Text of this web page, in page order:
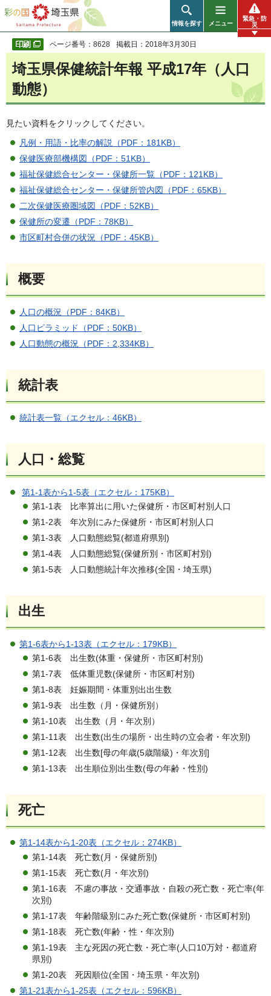
彩の国 埼玉県
情報を探す メニュー
緊急・防
災
ページ番号：8628 掲載日：2018年3月30日
埼玉県保健統計年報 平成17年（人口
動態）
見たい資料をクリックしてください。
凡例・用語・比率の解説（PDF：181KB）
保健医療部機構図（PDF：51KB）
福祉保健総合センター・保健所一覧（PDF：121KB）
福祉保健総合センター・保健所管内図（PDF：65KB）
二次保健医療圏域図（PDF：52KB）
保健所の変遷（PDF：78KB）
市区町村合併の状況（PDF：45KB）
概要
人口の概況（PDF：84KB）
人口ピラミッド（PDF：50KB）
人口動態の概況（PDF：2,334KB）
統計表
統計表一覧（エクセル：46KB）
人口・総覧
第1-1表から1-5表（エクセル：175KB）
第1-1表 比率算出に用いた保健所・市区町村別人口
第1-2表 年次別にみた保健所・市区町村別人口
第1-3表 人口動態総覧(都道府県別)
第1-4表 人口動態総覧(保健所別・市区町村別)
第1-5表 人口動態統計年次推移(全国・埼玉県)
出生
第1-6表から1-13表（エクセル：179KB）
第1-6表 出生数(体重・保健所・市区町村別)
第1-7表 低体重児数(保健所・市区町村別)
第1-8表 妊娠期間・体重別出出生数
第1-9表 出生数（月・保健所別）
第1-10表 出生数（月・年次別）
第1-11表 出生数(出生の場所・出生時の立会者・年次別)
第1-12表 出生数[母の年歳(5歳階級)・年次別]
第1-13表 出生順位別出生数(母の年齢・性別)
死亡
第1-14表から1-20表（エクセル：274KB）
第1-14表 死亡数(月・保健所別)
第1-15表 死亡数(月・年次別)
第1-16表 不慮の事故・交通事故・自殺の死亡数・死亡率(年
次別)
第1-17表 年齢階級別にみた死亡数(保健所・市区町村別)
第1-18表 死亡数(年齢・性・年次別)
第1-19表 主な死因の死亡数・死亡率(人口10万対・都道府
県別)
第1-20表 死因順位(全国・埼玉県・年次別)
第1-21表から1-25表（エクセル：596KB）